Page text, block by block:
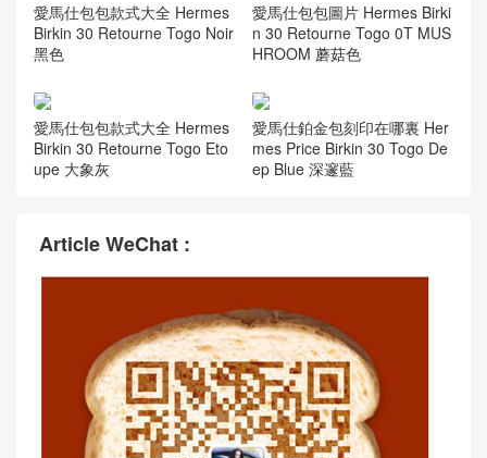
愛馬仕包包款式大全 Hermes
Birkin 30 Retourne Togo Noir
黑色
愛馬仕包包圖片 Hermes Birki
n 30 Retourne Togo 0T MUS
HROOM 蘑菇色
愛馬仕包包款式大全 Hermes
Birkin 30 Retourne Togo Eto
upe 大象灰
愛馬仕鉑金包刻印在哪裏 Her
mes Price Birkin 30 Togo De
ep Blue 深邃藍
Article WeChat :